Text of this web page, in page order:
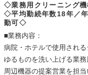
◇業務用クリーニング機
◇平均勤続年数18年／
勤可◇
■業務内容：
病院・ホテルで使用され
ゆるものを洗い上げる業
周辺機器の提案営業を担当